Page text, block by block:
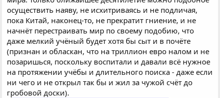
осуществить наяву, не исхитриваясь и не подличая,
пока Китай, наконец-то, не прекратит гниение, и не
начнёт перестраивать мир по своему подобию, что
даже мелкий учёный будет хотя бы сыт и в почёте
(признан и обласкан, что на триллион евро налом и не
позаришься, поскольку воспитали и давали всё нужное
на протяжении учёбы и длительного поиска - даже если
ни чего и не открыл так бы и жил за чужой счёт до
гробовой доски).